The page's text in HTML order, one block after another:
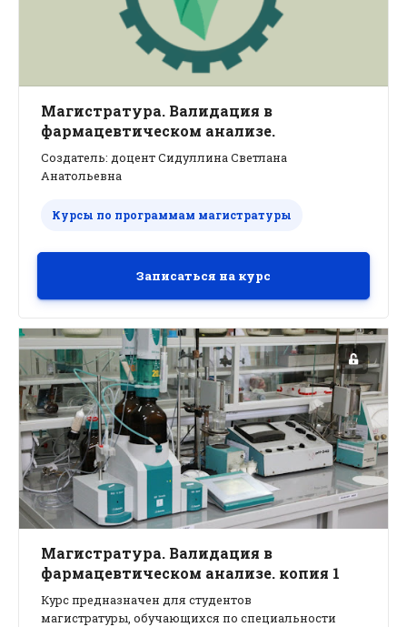
Магистратура. Валидация в
фармацевтическом анализе.
Создатель: доцент Сидуллина Светлана
Анатольевна
Курсы по программам магистратуры
Записаться на курс
Магистратура. Валидация в
фармацевтическом анализе. копия 1
Курс предназначен для студентов
магистратуры, обучающихся по специальности